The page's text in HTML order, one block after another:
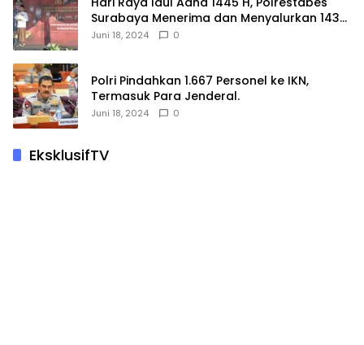
Surabaya Menerima dan Menyalurkan 143
Hewan Kurban
Juni 18, 2024 0
Polri Pindahkan 1.667 Personel ke IKN,
Termasuk Para Jenderal.
Juni 18, 2024 0
EksklusifTV